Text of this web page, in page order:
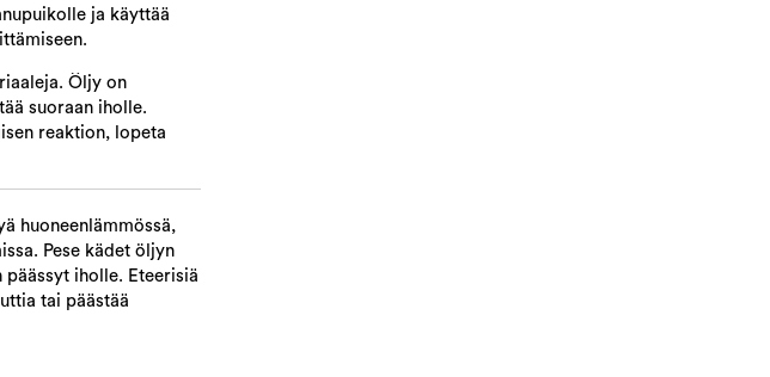
ja käyttää
Öljy on
suoraan iholle.
reaktion, lopeta
huoneenlämmössä,
Pese kädet öljyn
iholle. Eteerisiä
tai päästää